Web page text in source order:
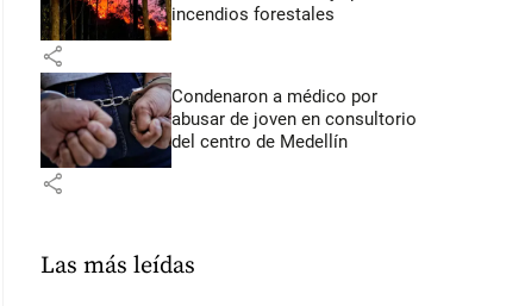
incendios forestales
share
Condenaron a médico por
abusar de joven en consultorio
del centro de Medellín
share
Las más leídas